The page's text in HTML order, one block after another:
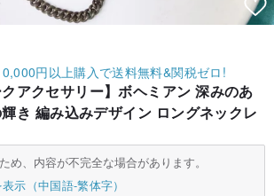
円以上購入で送料無料&関税ゼロ!
クアクセサリー】ボヘミアン 深みのあ
き 編み込みデザイン ロングネックレ
め、内容が不完全な場合があります。
示（中国語-繁体字）